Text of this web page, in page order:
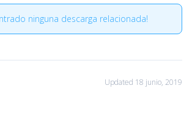
ninguna descarga relacionada!
Updated 18 junio, 2019